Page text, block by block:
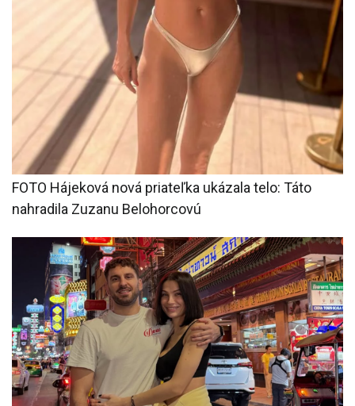
FOTO Hájeková nová priateľka ukázala telo: Táto
nahradila Zuzanu Belohorcovú